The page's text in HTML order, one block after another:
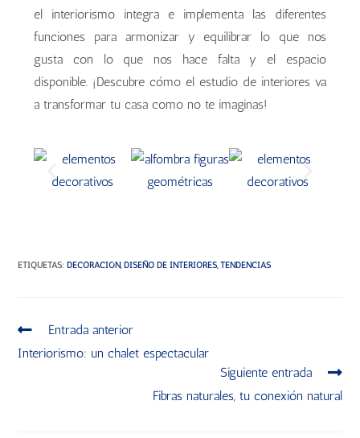
el interiorismo integra e implementa las diferentes
funciones para armonizar y equilibrar lo que nos
gusta con lo que nos hace falta y el espacio
disponible. ¡Descubre cómo el estudio de interiores va
a transformar tu casa como no te imaginas!
ETIQUETAS:DECORACIÓN, DISEÑO DE INTERIORES, TENDENCIAS
Entrada anterior
Interiorismo: un chalet espectacular
Siguiente entrada
Fibras naturales, tu conexión natural